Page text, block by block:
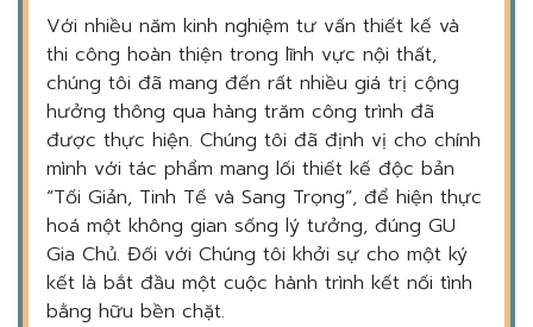
Với nhiều năm kinh nghiệm tư vấn thiết kế và
thi công hoàn thiện trong lĩnh vực nội thất,
chúng tôi đã mang đến rất nhiều giá trị cộng
hưởng thông qua hàng trăm công trình đã
được thực hiện. Chúng tôi đã định vị cho chính
mình với tác phẩm mang lối thiết kế độc bản
“Tối Giản, Tinh Tế và Sang Trọng”, để hiện thực
hoá một không gian sống lý tưởng, đúng GU
Gia Chủ. Đối với Chúng tôi khởi sự cho một ký
kết là bắt đầu một cuộc hành trình kết nối tình
bằng hữu bền chặt.